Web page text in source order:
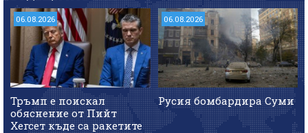
06.08.2026
Тръмп е поискал
обяснение от Пийт
Хегсет къде са ракетите
06.08.2026
Русия бомбардира Суми